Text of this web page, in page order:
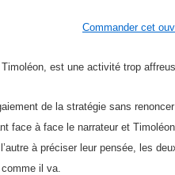
Commander cet
est une activité trop
de la stratégie sans
face à face le narrateur et
à préciser leur pensée, les
il va.